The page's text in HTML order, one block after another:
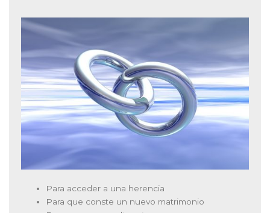
Para acceder a una herencia
Para que conste un nuevo matrimonio